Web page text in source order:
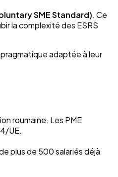
SME Standard). Ce
la complexité des ESRS
adaptée à leur
roumaine. Les PME
UE.
plus de 500 salariés déjà